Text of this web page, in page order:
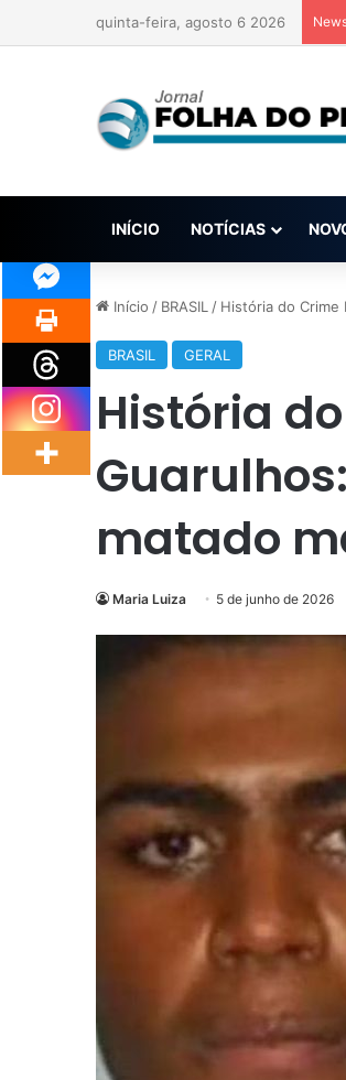
quinta-feira, agosto 6 2026
INÍCIO NOTÍCIAS
Início / BRASIL / História do Crime
BRASIL GERAL
História
matado
Maria Luiza 5 de junho de 2026